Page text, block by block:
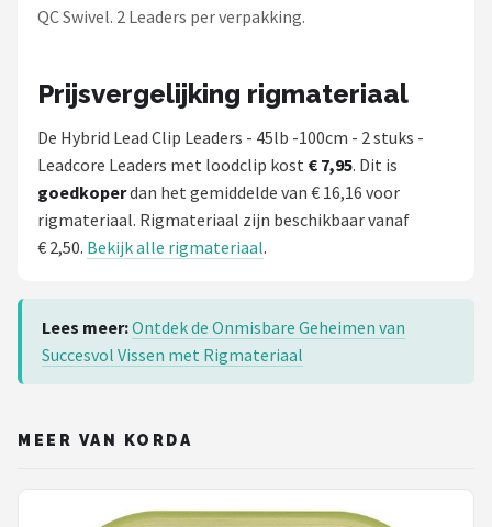
QC Swivel. 2 Leaders per verpakking.
Prijsvergelijking rigmateriaal
De Hybrid Lead Clip Leaders - 45lb -100cm - 2 stuks -
Leadcore Leaders met loodclip kost € 7,95. Dit is
goedkoperdan het gemiddelde van € 16,16 voor
rigmateriaal. Rigmateriaal zijn beschikbaar vanaf
€ 2,50. Bekijk alle rigmateriaal.
Lees meer:Ontdek de Onmisbare Geheimen van
Succesvol Vissen met Rigmateriaal
MEER VAN KORDA